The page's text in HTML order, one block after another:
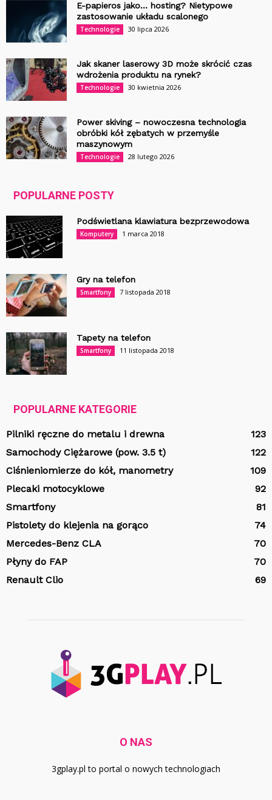
E-papieros jako… hosting? Nietypowe
zastosowanie układu scalonego
Technologie 30 lipca 2026
Jak skaner laserowy 3D może skrócić czas
wdrożenia produktu na rynek?
Technologie 30 kwietnia 2026
Power skiving – nowoczesna technologia
obróbki kół zębatych w przemyśle
maszynowym
Technologie 28 lutego 2026
POPULARNE POSTY
Podświetlana klawiatura bezprzewodowa
Komputery 1 marca 2018
Gry na telefon
Smartfony 7 listopada 2018
Tapety na telefon
Smartfony 11 listopada 2018
POPULARNE KATEGORIE
Pilniki ręczne do metalu i drewna
123
Samochody Ciężarowe (pow. 3.5 t)
122
Ciśnieniomierze do kół, manometry
109
Plecaki motocyklowe
92
Smartfony
81
Pistolety do klejenia na gorąco
74
Mercedes-Benz CLA
70
Płyny do FAP
70
Renault Clio
69
O NAS
3gplay.pl to portal o nowych technologiach